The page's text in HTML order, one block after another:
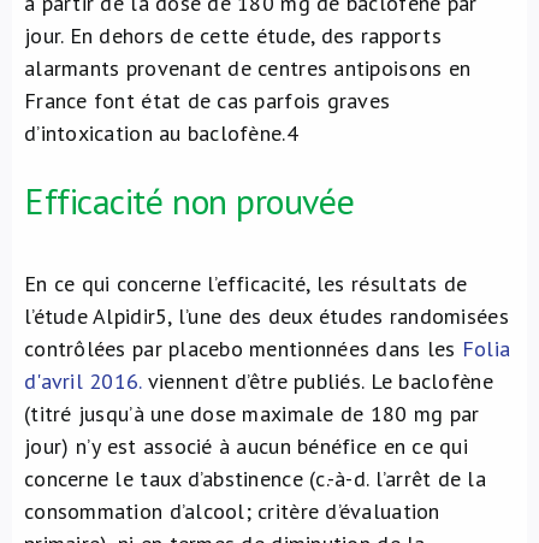
jour. En dehors de cette étude, des rapports
alarmants provenant de centres antipoisons en
France font état de cas parfois graves
d’intoxication au baclofène.4
Efficacité non prouvée
En ce qui concerne l’efficacité, les résultats de
l’étude Alpidir5, l’une des deux études randomisées
contrôlées par placebo mentionnées dans les Folia
d'avril 2016.viennent d’être publiés. Le baclofène
(titré jusqu’à une dose maximale de 180 mg par
jour) n’y est associé à aucun bénéfice en ce qui
concerne le taux d’abstinence (c.-à-d. l’arrêt de la
consommation d’alcool; critère d’évaluation